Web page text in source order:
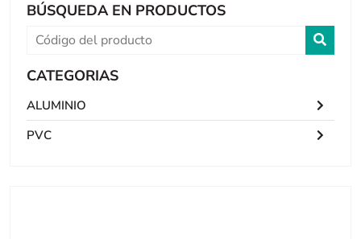
BÚSQUEDA EN PRODUCTOS
CATEGORIAS
ALUMINIO
PVC